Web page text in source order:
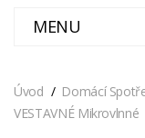
MENU
Úvod Domácí
VESTAVNÉ Mikrovlnné